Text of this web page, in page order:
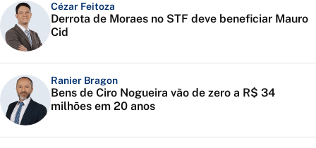
Cézar Feitoza
Derrota de Moraes no STF deve beneficiar Mauro
Cid
Ranier Bragon
Bens de Ciro Nogueira vão de zero a R$ 34
milhões em 20 anos